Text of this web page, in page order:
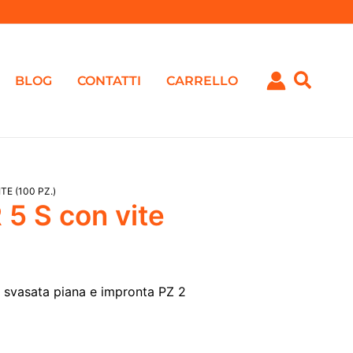
BLOG CONTATTI CARRELLO
(100 PZ.)
5 S con vite
piana e impronta PZ 2